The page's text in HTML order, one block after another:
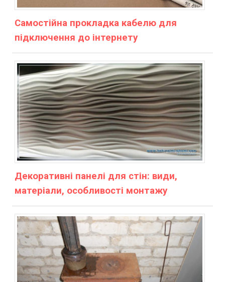
Самостійна прокладка кабелю для
підключення до інтернету
Декоративні панелі для стін: види,
матеріали, особливості монтажу